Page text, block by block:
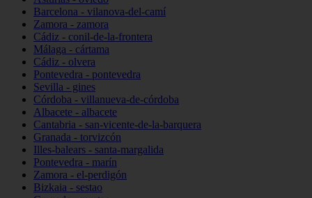
Barcelona - vilanova-del-camí
Zamora - zamora
Cádiz - conil-de-la-frontera
Málaga - cártama
Cádiz - olvera
Pontevedra - pontevedra
Sevilla - gines
Córdoba - villanueva-de-córdoba
Albacete - albacete
Cantabria - san-vicente-de-la-barquera
Granada - torvizcón
Illes-balears - santa-margalida
Pontevedra - marín
Zamora - el-perdigón
Bizkaia - sestao